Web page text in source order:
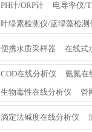
PH计/ORP计 电导率仪/
叶绿素检测仪/蓝绿藻检测
便携水质采样器 在线式
COD在线分析仪 氨氮在
生物毒性在线分析仪
管
滴定法碱度在线分析仪